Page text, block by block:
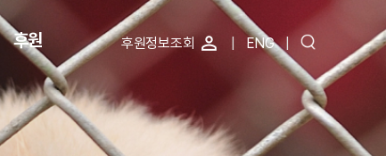
후원 후원정보조회 perm_identity ENG